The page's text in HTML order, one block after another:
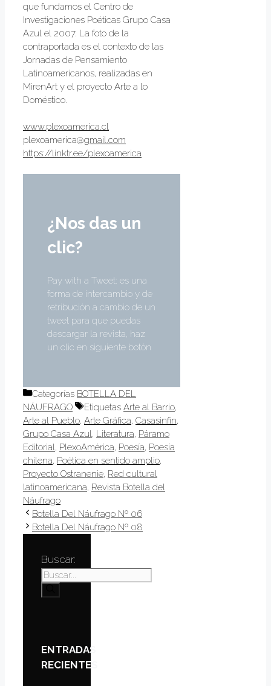
que fundamos el Centro de
Investigaciones Poéticas Grupo Casa
Azul el 2007. La foto de la
contraportada es el contexto de las
Jornadas de Pensamiento
Latinoamericanos, realizadas en
MirenArt y el proyecto Arte a lo
Doméstico.
www.plexoamerica.cl
plexoamerica@gmail.com
https://linktr.ee/plexoamerica
¿Nos das un
clic?
Pay with a Tweet: es una
forma de intercambio y de
retribución a cambio de un
tweet para que puedas
descargar la revista, haz
un clic en siguiente botón
Categorías BOTELLA DEL
NÁUFRAGO
Etiquetas Arte al Barrio,
Arte al Pueblo, Arte Gráfica, Casasinfin,
Grupo Casa Azul, Literatura, Páramo
Editorial, PlexoAmérica, Poesía, Poesía
chilena, Poética en sentido amplio,
Proyecto Ostranenie, Red cultural
latinoamericana, Revista Botella del
Náufrago
Botella Del Náufrago Nº 06
Botella Del Náufrago Nº 08
Buscar:
ENTRADAS
RECIENTES